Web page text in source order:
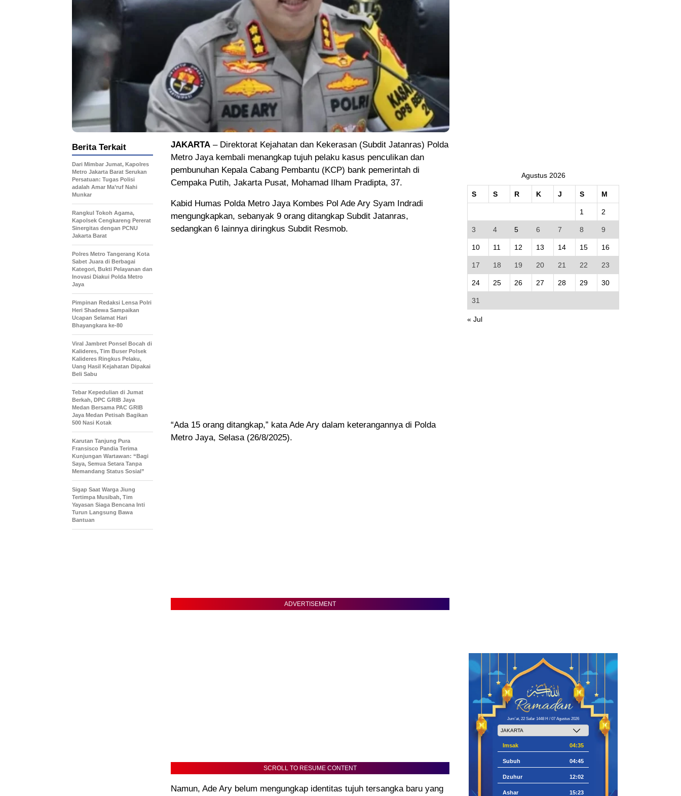
JAKARTA – Direktorat Kejahatan dan Kekerasan (Subdit Jatanras) Polda
Metro Jaya kembali menangkap tujuh pelaku kasus penculikan dan
pembunuhan Kepala Cabang Pembantu (KCP) bank pemerintah di
Cempaka Putih, Jakarta Pusat, Mohamad Ilham Pradipta, 37.
Kabid Humas Polda Metro Jaya Kombes Pol Ade Ary Syam Indradi
mengungkapkan, sebanyak 9 orang ditangkap Subdit Jatanras,
sedangkan 6 lainnya diringkus Subdit Resmob.
“Ada 15 orang ditangkap,” kata Ade Ary dalam keterangannya di Polda
Metro Jaya, Selasa (26/8/2025).
ADVERTISEMENT
SCROLL TO RESUME CONTENT
Namun, Ade Ary belum mengungkap identitas tujuh tersangka baru yang
Berita Terkait
Dari Mimbar Jumat, Kapolres
Metro Jakarta Barat Serukan
Persatuan: Tugas Polisi
adalah Amar Ma’ruf Nahi
Munkar
Rangkul Tokoh Agama,
Kapolsek Cengkareng Pererat
Sinergitas dengan PCNU
Jakarta Barat
Polres Metro Tangerang Kota
Sabet Juara di Berbagai
Kategori, Bukti Pelayanan dan
Inovasi Diakui Polda Metro
Jaya
Pimpinan Redaksi Lensa Polri
Heri Shadewa Sampaikan
Ucapan Selamat Hari
Bhayangkara ke-80
Viral Jambret Ponsel Bocah di
Kalideres, Tim Buser Polsek
Kalideres Ringkus Pelaku,
Uang Hasil Kejahatan Dipakai
Beli Sabu
Tebar Kepedulian di Jumat
Berkah, DPC GRIB Jaya
Medan Bersama PAC GRIB
Jaya Medan Petisah Bagikan
500 Nasi Kotak
Karutan Tanjung Pura
Fransisco Pandia Terima
Kunjungan Wartawan: “Bagi
Saya, Semua Setara Tanpa
Memandang Status Sosial”
Sigap Saat Warga Jiung
Tertimpa Musibah, Tim
Yayasan Siaga Bencana Inti
Turun Langsung Bawa
Bantuan
Agustus 2026
S S R K J S M
1 2
3 4 5 6 7 8 9
10 11 12 13 14 15 16
17 18 19 20 21 22 23
24 25 26 27 28 29 30
31
« Jul
Jum'at, 22 Safar 1448 H / 07 Agustus 2026
Imsak 04:35
Subuh 04:45
Dzuhur 12:02
Ashar 15:23